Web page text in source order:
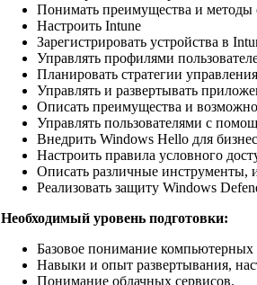
Понимать преимущества и методы
Настроить Intune
Зарегистрировать устройства в
Управлять профилями
Планировать стратегии
Управлять и развертывать
Описать преимущества и
Управлять пользователями с
Внедрить Windows Hello для
Настроить правила условного
Описать различные инструменты,
Реализовать защиту Windows
Необходимый уровень подготовки:
Базовое понимание
Навыки и опыт развертывания,
Понимание облачных сервисов.